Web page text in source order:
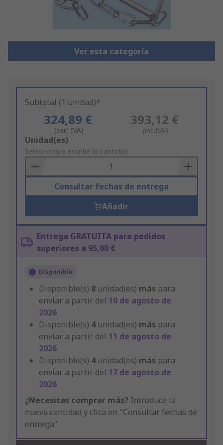
Ver esta categoría
Subtotal (1 unidad)*
324,89 €
(exc. IVA)
393,12 €
(inc.IVA)
Add
to
Basket
Unidad(es)
Selecciona o escribe la cantidad
Consultar fechas de entrega
Añadir
Entrega GRATUITA para pedidos
superiores a 95,00 €
Disponible
Disponible(s) 8 unidad(es) más para
enviar a partir del 10 de agosto de
2026
Disponible(s) 4 unidad(es) más para
enviar a partir del 11 de agosto de
2026
Disponible(s) 4 unidad(es) más para
enviar a partir del 17 de agosto de
2026
¿Necesitas comprar más? Introduce la
nueva cantidad y clica en "Consultar fechas de
entrega"